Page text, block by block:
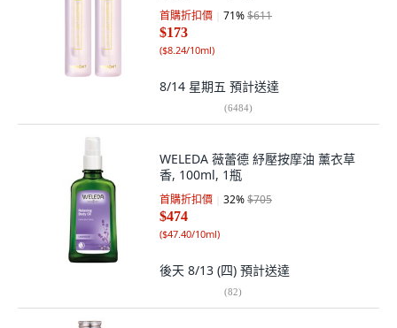
首購折扣價 71%$611
$173
($8.24/10ml)
8/14 星期五 預計送達
(6484)
WELEDA 薇蕾德 紓壓按摩油 薰衣草
香, 100ml, 1瓶
首購折扣價 32%$705
$474
($47.40/10ml)
後天 8/13 (四) 預計送達
(82)